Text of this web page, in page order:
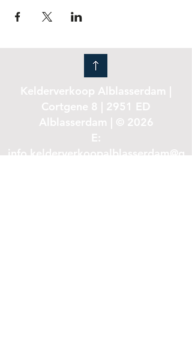
Kelderverkoop Alblasserdam |
Cortgene 8 | 2951 ED
Alblasserdam | © 2026
E:
info.kelderverkoopalblasserdam@g